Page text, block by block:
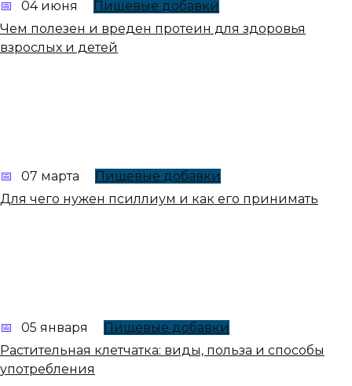
04 июня
Пищевые добавки
Чем полезен и вреден протеин для здоровья
взрослых и детей
07 марта
Пищевые добавки
Для чего нужен псиллиум и как его принимать
05 января
Пищевые добавки
Растительная клетчатка: виды, польза и способы
употребления